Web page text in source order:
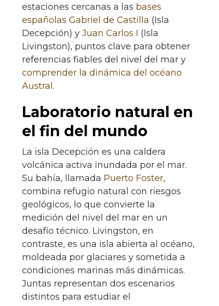
estaciones cercanas a las bases
españolas Gabriel de Castilla (Isla
Decepción) y Juan Carlos I (Isla
Livingston), puntos clave para obtener
referencias fiables del nivel del mar y
comprender la dinámica del océano
Austral.
Laboratorio natural en
el fin del mundo
La isla Decepción es una caldera
volcánica activa inundada por el mar.
Su bahía, llamada Puerto Foster,
combina refugio natural con riesgos
geológicos, lo que convierte la
medición del nivel del mar en un
desafío técnico. Livingston, en
contraste, es una isla abierta al océano,
moldeada por glaciares y sometida a
condiciones marinas más dinámicas.
Juntas representan dos escenarios
distintos para estudiar el